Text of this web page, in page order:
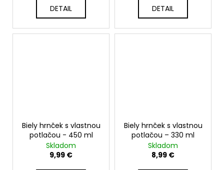
DETAIL DETAIL
Biely hrnček s vlastnou
potlačou - 450 ml
Skladom
9,99 €
Biely hrnček s vlastnou
potlačou – 330 ml
Skladom
8,99 €